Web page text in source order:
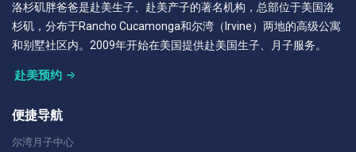
洛杉矶胖爸爸是赴美生子、赴美产子的著名机构，总部位于美国洛
杉矶，分布于Rancho Cucamonga和尔湾（Irvine）两地的高级公寓
和别墅社区内。2009年开始在美国提供赴美国生子、月子服务。
赴美预约
便捷导航
尔湾月子中心